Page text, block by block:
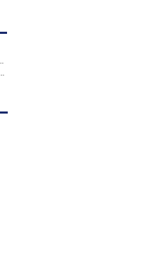
9001:2015
ISO 9001:2015